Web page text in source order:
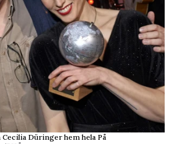
Cecilia Düringer hem hela På